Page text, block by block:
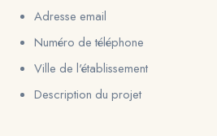
Adresse email
Numéro de téléphone
Ville de l'établissement
Description du projet